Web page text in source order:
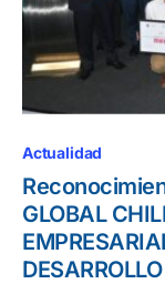
Actualidad
GLOBAL